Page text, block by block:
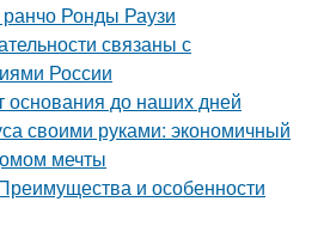
Ронды Раузи
связаны с
России
основания до наших дней
своими руками: экономичный
мечты
и особенности